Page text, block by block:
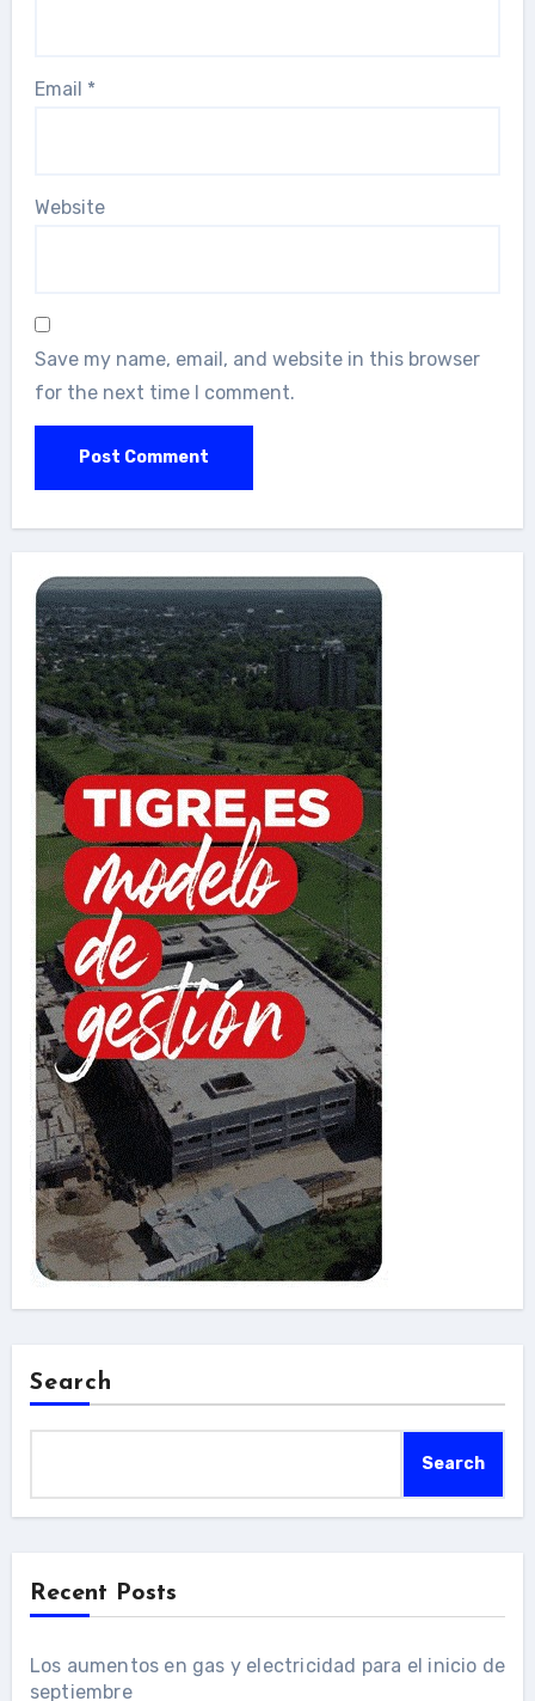
Email *
Website
Save my name, email, and website in this browser
for the next time I comment.
Search
Search
Recent Posts
Los aumentos en gas y electricidad para el inicio de
septiembre